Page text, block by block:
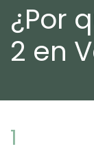
¿Por
2 en
1